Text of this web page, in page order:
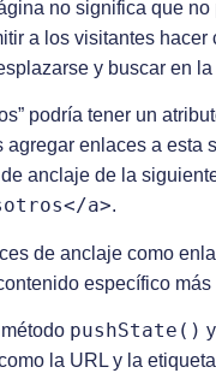
no significa que
a los visitantes hacer
y buscar en
podría tener un
agregar enlaces a esta
anclaje de la
a>.
de anclaje como
específico más
pushState()
la URL y la